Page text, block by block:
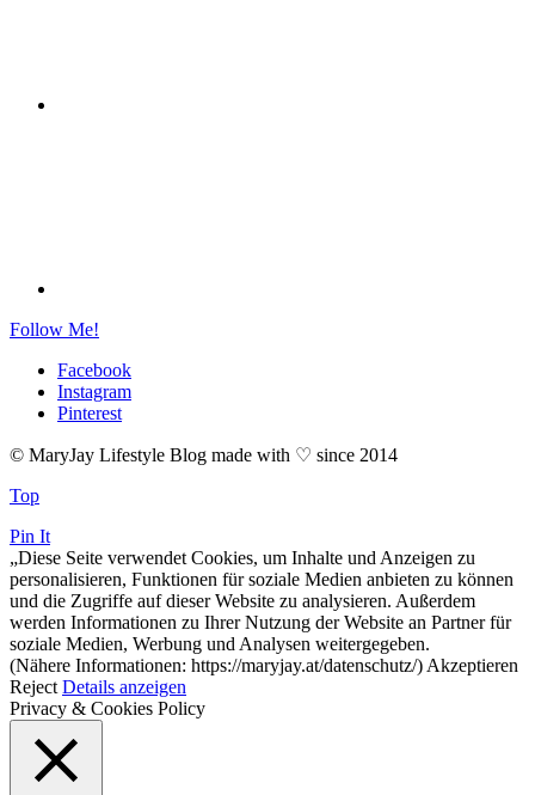
Follow Me!
Facebook
Instagram
Pinterest
© MaryJay Lifestyle Blog made with ♡ since 2014
Top
Pin It
„Diese Seite verwendet Cookies, um Inhalte und Anzeigen zu
personalisieren, Funktionen für soziale Medien anbieten zu können
und die Zugriffe auf dieser Website zu analysieren. Außerdem
werden Informationen zu Ihrer Nutzung der Website an Partner für
soziale Medien, Werbung und Analysen weitergegeben.
(Nähere Informationen: https://maryjay.at/datenschutz/) Akzeptieren
Reject Details anzeigen
Privacy & Cookies Policy